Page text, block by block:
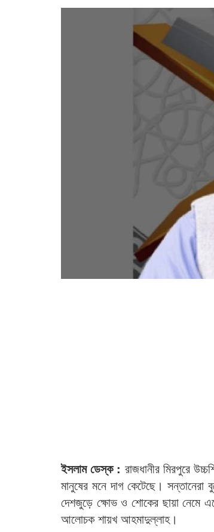
ইসলাম ডেস্ক : রাজধানীর মিরপুরে
মানুষের মনে দাগ কেটেছে।
দেশজুড়ে ক্ষোভ ও শোকের ছায়া নেমে
আলোচক শায়খ আহমাদুল্লাহ।